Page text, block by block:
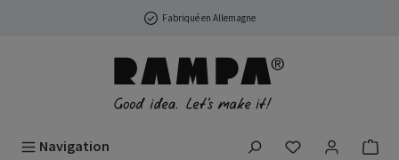
Passer au contenu principalFabriqué en Allemagne
Navigation Vous avez 0